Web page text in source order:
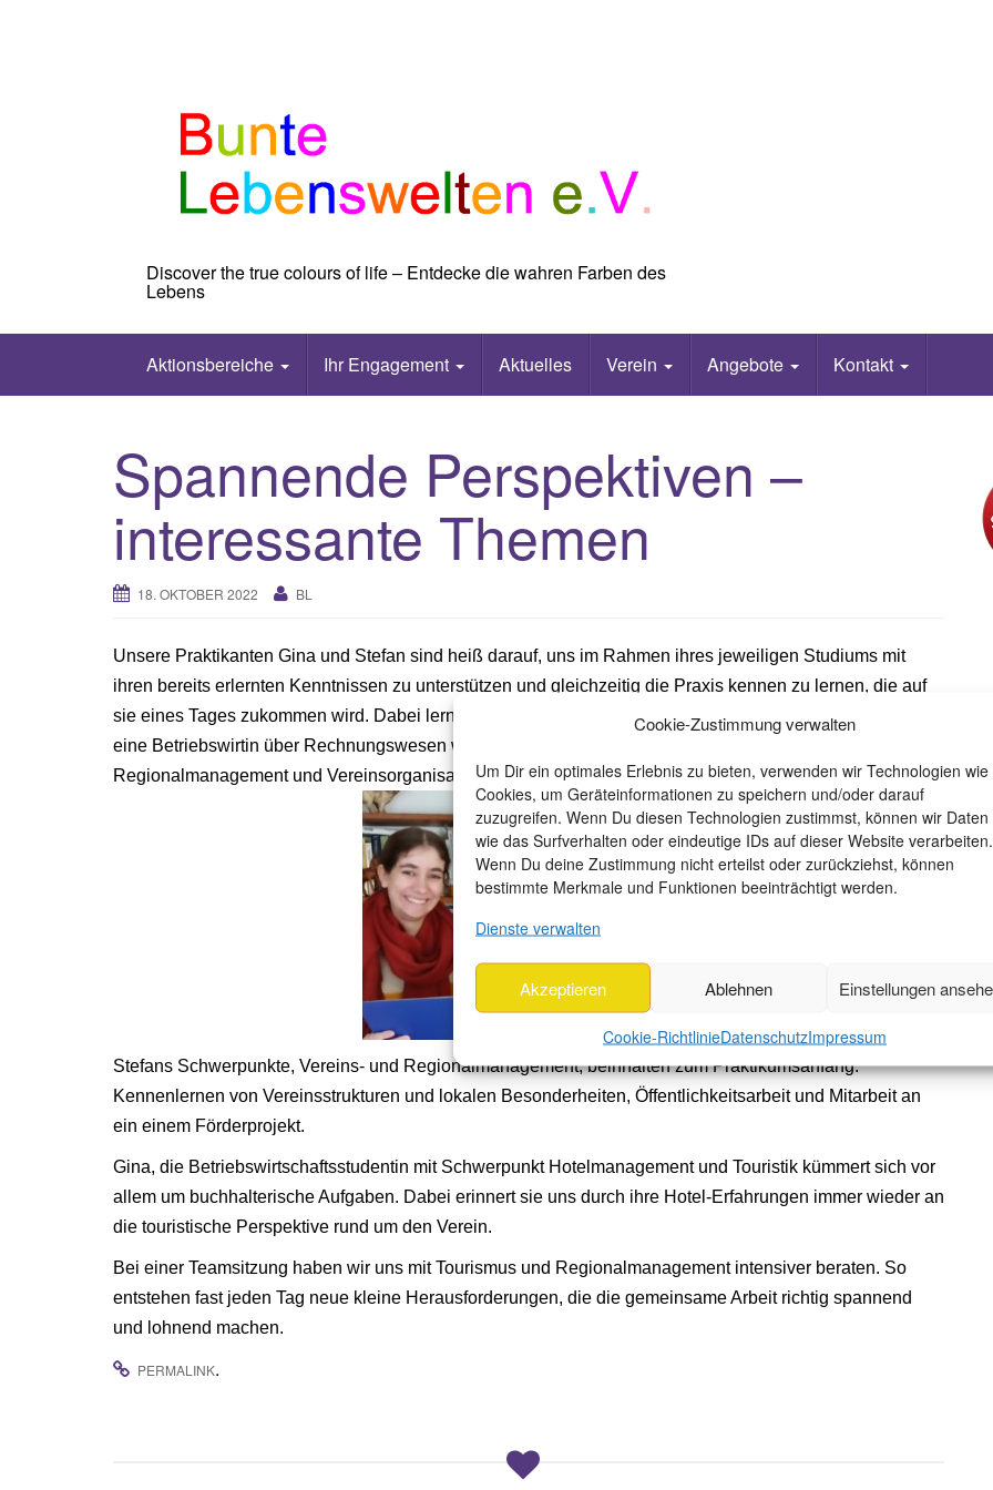
Cookie-Zustimmung verwalten
Um Dir ein optimales Erlebnis zu bieten, verwenden wir Technologien wie
Cookies, um Geräteinformationen zu speichern und/oder darauf
zuzugreifen. Wenn Du diesen Technologien zustimmst, können wir Daten
wie das Surfverhalten oder eindeutige IDs auf dieser Website verarbeiten.
Wenn Du deine Zustimmung nicht erteilst oder zurückziehst, können
bestimmte Merkmale und Funktionen beeinträchtigt werden.
Dienste verwalten
Akzeptieren Ablehnen Einstellungen
Cookie-RichtlinieDatenschutzImpressum
Discover the true colours of life – Entdecke die wahren Farben des
Lebens
Aktionsbereiche Ihr Engagement Aktuelles Verein Angebote Kontakt
Spannende Perspektiven –
interessante Themen
18. OKTOBER 2022 BL
Unsere Praktikanten Gina und Stefan sind heiß darauf, uns im Rahmen ihres jeweiligen Studiums mit
ihren bereits erlernten Kenntnissen zu unterstützen und gleichzeitig die Praxis kennen zu lernen, die auf
sie eines Tages zukommen wird. Dabei lernen auch wir von Bunte Lebenswelten einiges hinzu: was muss
eine Betriebswirtin über Rechnungswesen wissen, was ein angehender Geograf über
Regionalmanagement und Vereinsorganisation?
Stefans Schwerpunkte, Vereins- und Regionalmanagement, beinhalten zum Praktikumsanfang:
Kennenlernen von Vereinsstrukturen und lokalen Besonderheiten, Öffentlichkeitsarbeit und Mitarbeit an
ein einem Förderprojekt.
Gina, die Betriebswirtschaftsstudentin mit Schwerpunkt Hotelmanagement und Touristik kümmert sich vor
allem um buchhalterische Aufgaben. Dabei erinnert sie uns durch ihre Hotel-Erfahrungen immer wieder an
die touristische Perspektive rund um den Verein.
Bei einer Teamsitzung haben wir uns mit Tourismus und Regionalmanagement intensiver beraten. So
entstehen fast jeden Tag neue kleine Herausforderungen, die die gemeinsame Arbeit richtig spannend
und lohnend machen.
PERMALINK.